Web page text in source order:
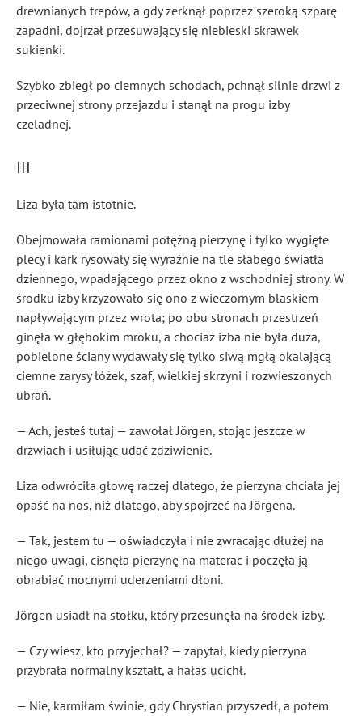
drewnianych trepów, a gdy zerknął poprzez szeroką szparę
zapadni, dojrzał przesuwający się niebieski skrawek
sukienki.
Szybko zbiegł po ciemnych schodach, pchnął silnie drzwi z
przeciwnej strony przejazdu i stanął na progu izby
czeladnej.
III
Liza była tam istotnie.
Obejmowała ramionami potężną pierzynę i tylko wygięte
plecy i kark rysowały się wyraźnie na tle słabego światła
dziennego, wpadającego przez okno z wschodniej strony. W
środku izby krzyżowało się ono z wieczornym blaskiem
napływającym przez wrota; po obu stronach przestrzeń
ginęła w głębokim mroku, a chociaż izba nie była duża,
pobielone ściany wydawały się tylko siwą mgłą okalającą
ciemne zarysy łóżek, szaf, wielkiej skrzyni i rozwieszonych
ubrań.
— Ach, jesteś tutaj — zawołał Jörgen, stojąc jeszcze w
drzwiach i usiłując udać zdziwienie.
Liza odwróciła głowę raczej dlatego, że pierzyna chciała jej
opaść na nos, niż dlatego, aby spojrzeć na Jörgena.
— Tak, jestem tu — oświadczyła i nie zwracając dłużej na
niego uwagi, cisnęła pierzynę na materac i poczęła ją
obrabiać mocnymi uderzeniami dłoni.
Jörgen usiadł na stołku, który przesunęła na środek izby.
— Czy wiesz, kto przyjechał? — zapytał, kiedy pierzyna
przybrała normalny kształt, a hałas ucichł.
— Nie, karmiłam świnie, gdy Chrystian przyszedł, a potem